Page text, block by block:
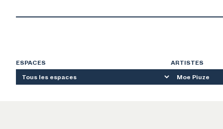
ESPACES ARTISTES